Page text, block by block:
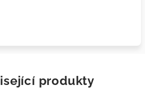
produkty